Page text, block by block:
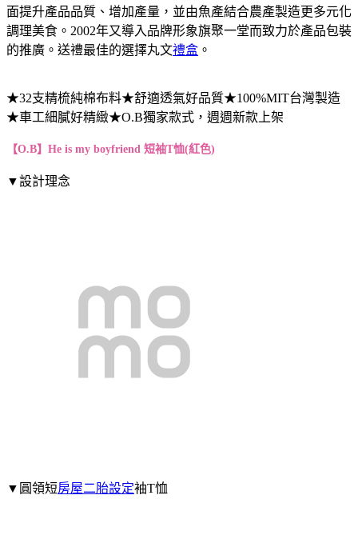
面提升產品品質、增加產量，並由魚產結合農產製造更多元化
調理美食。2002年又導入品牌形象旗聚一堂而致力於產品包裝
的推廣。送禮最佳的選擇丸文禮盒 。
★32支精梳純棉布料★舒適透氣好品質★100%MIT台灣製造
★車工細膩好精緻★O.B獨家款式，週週新款上架
【O.B】He is my boyfriend 短袖T恤(紅色)
▼設計理念
▼圓領短房屋二胎設定袖T恤